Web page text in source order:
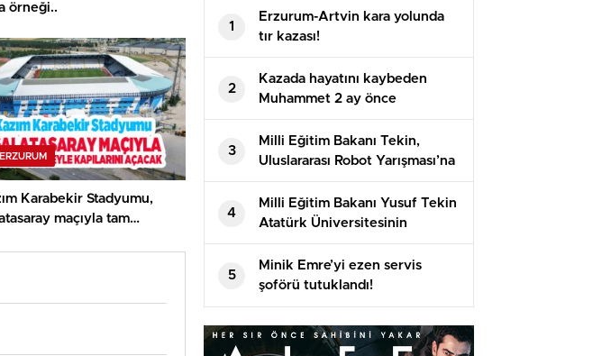
örneği..
ERZURUM
Karabekir Stadyumu,
maçıyla tam
1
Erzurum-Artvin kara yolunda
tır kazası!
2
Kazada hayatını kaybeden
Muhammet 2 ay önce
evlenmişti!
3
Milli Eğitim Bakanı Tekin,
Uluslararası Robot Yarışması’na
katılan öğrencilerle bir araya
geldi
4
Milli Eğitim Bakanı Yusuf Tekin
Atatürk Üniversitesinin
akademik yılı açılış töreninde
konuştu
5
Minik Emre’yi ezen servis
şoförü tutuklandı!